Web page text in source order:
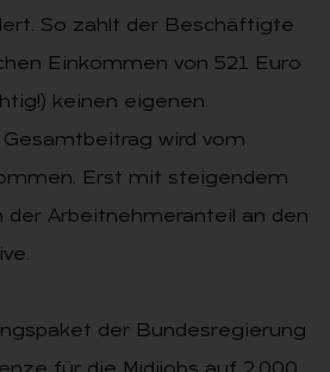
So zahlt der Beschäftigte
Einkommen von 521 Euro
keinen eigenen
wird vom
Erst mit steigendem
der Arbeitnehmeranteil an den
der Bundesregierung